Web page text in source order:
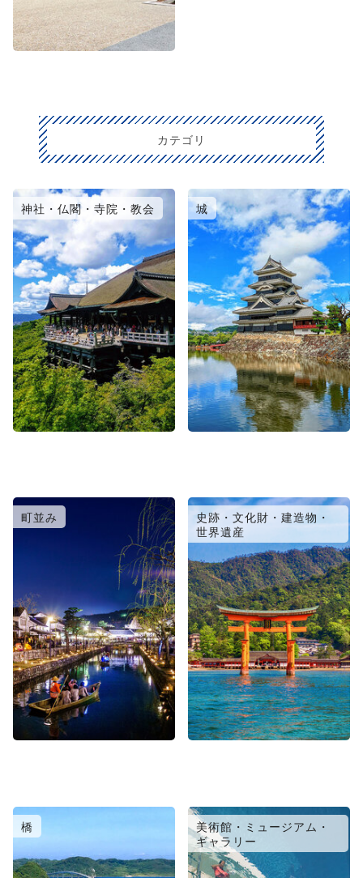
カテゴリ
神社・仏閣・寺院・教会 城
町並み
史跡・文化財・建造物・
世界遺産
橋
美術館・ミュージアム・
ギャラリー